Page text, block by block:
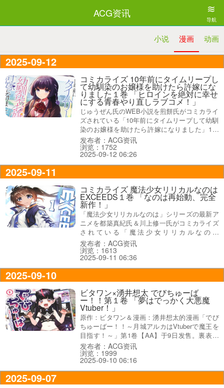
ACG资讯 ≋
导航
动画
漫画
小说
2025-09-12
コミカライズ 10年前にタイムリープし
て幼馴染のお嬢様を助けたら許嫁にな
りました１巻 「ヒロインを絶対に幸せ
にする青春やり直しラブコメ！」
じゅうぜん氏のWEB小説を煎餅氏がコミカライ
ズされている「10年前にタイムリープして幼馴
染のお嬢様を助けたら許嫁になりました」1巻
【AA】がアキバでは10日に発売になり、オビ
謳い文句は『限界社畜が幼馴染の命日にタイム
リープ！？ヒロインを絶対に幸せにする青春や
り直しラブコメ！』だった。
发布者：ACG资讯
浏览：1752
2025-09-12 06:26
2025-09-11
コミカライズ 魔法少女リリカルなのは
EXCEEDS１巻 「なのは再始動、完全
新作！」
「魔法少女リリカルなのは」シリーズの最新ア
ニメを都築真紀氏＆川上修一氏がコミカライズ
されている「魔法少女リリカルなのは
EXCEEDS」1巻【AA】が9日に発売になり、オ
ビ謳い文句は『高町なのは13歳、国連調査員は
じめました』で、販促POP『「リリカルなの
は」再始動、完全新作！』が付いていた。
发布者：ACG资讯
浏览：1613
2025-09-11 06:36
2025-09-10
ビタワン×湧井想太 でびちゅーば
ー！！第１卷 「夢はでっかく大悪魔
Vtuber！」
原作：ビタワン＆漫画：湧井想太的漫画「でび
ちゅーばー！！～月城アルカはVtuberで魔王を
目指す！～」第1卷【AA】于9日发售。裏表紙
は『目指せ登録者数100万人！』、コミックス
情報は『悪魔Vtuberの中でもド底辺のド新人。
だが夢はでっかく大悪魔Vtuber！』になって
る。
发布者：ACG资讯
浏览：1999
2025-09-10 06:16
2025-09-07